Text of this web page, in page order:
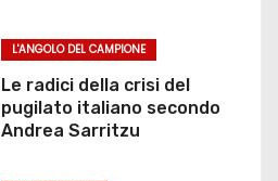
L'ANGOLO DEL CAMPIONE
Le radici della crisi del
pugilato italiano secondo
Andrea Sarritzu